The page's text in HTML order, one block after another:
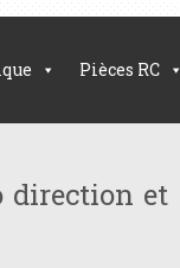
Pièces RC
direction et